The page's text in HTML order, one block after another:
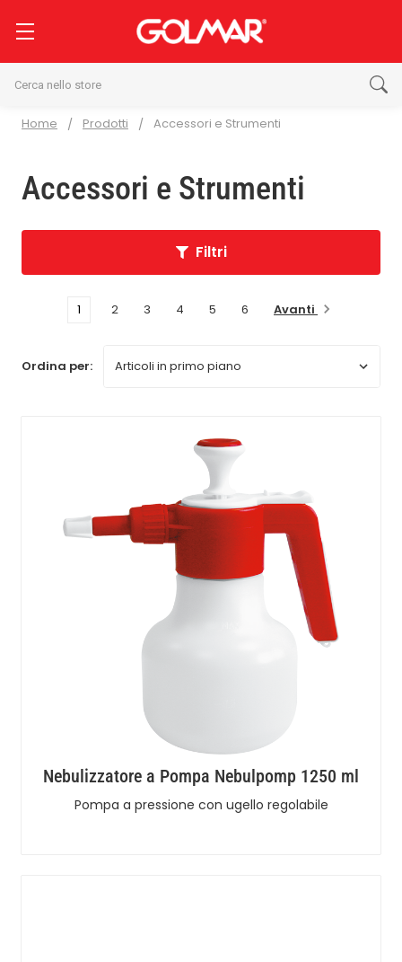
Home Prodotti Accessori e Strumenti
Accessori e Strumenti
Filtri
1 2 3 4 5 6 Avanti
Ordina per:
Nebulizzatore a Pompa Nebulpomp 1250 ml
Pompa a pressione con ugello regolabile